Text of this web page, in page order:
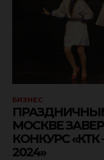
БИЗНЕС
МОСКВЕ
КОНКУРС
2024»